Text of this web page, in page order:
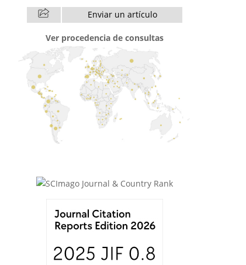
Enviar un artículo
Ver procedencia de consultas